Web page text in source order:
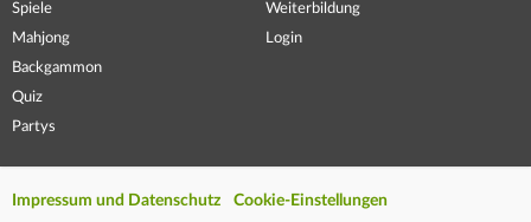
Spiele
Mahjong
Backgammon
Quiz
Partys
Weiterbildung
Login
Impressum und Datenschutz Cookie-Einstellungen